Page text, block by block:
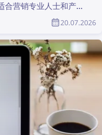
合营销专业人士和产品
整列表。
20.07.2026